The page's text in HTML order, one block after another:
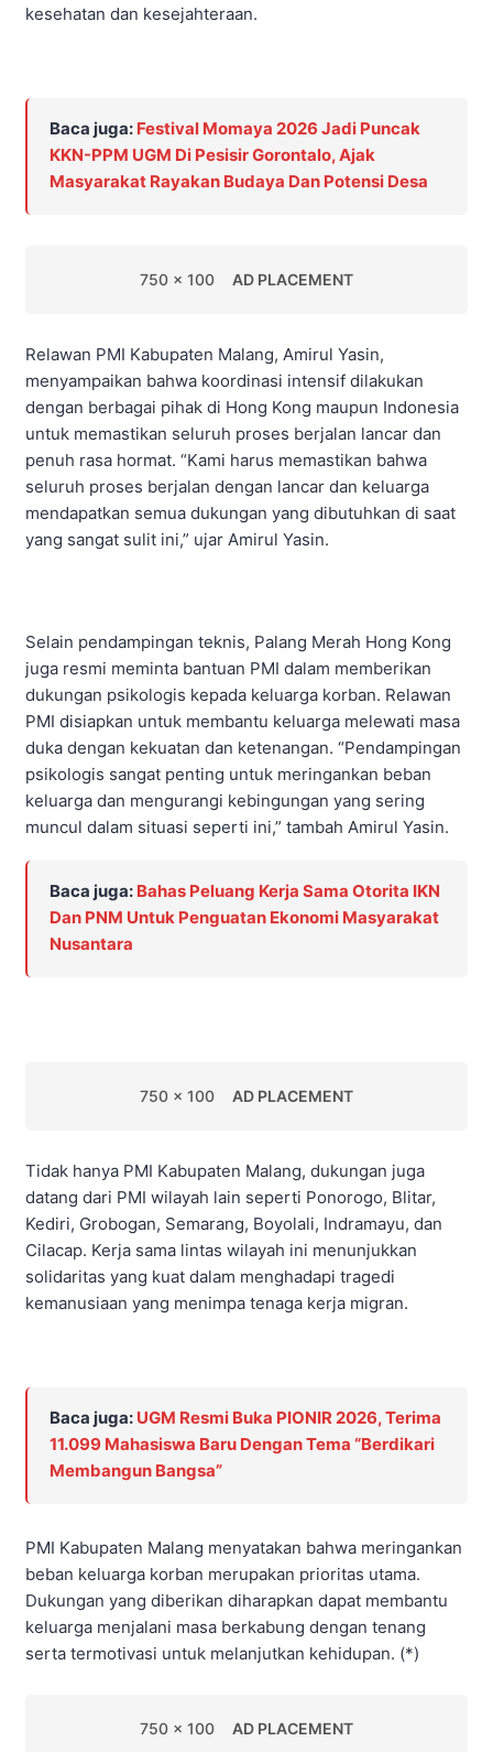
kesehatan dan kesejahteraan.
Baca juga: Festival Momaya 2026 Jadi Puncak
KKN-PPM UGM Di Pesisir Gorontalo, Ajak
Masyarakat Rayakan Budaya Dan Potensi Desa
750 x 100 AD PLACEMENT
Relawan PMI Kabupaten Malang, Amirul Yasin,
menyampaikan bahwa koordinasi intensif dilakukan
dengan berbagai pihak di Hong Kong maupun Indonesia
untuk memastikan seluruh proses berjalan lancar dan
penuh rasa hormat. “Kami harus memastikan bahwa
seluruh proses berjalan dengan lancar dan keluarga
mendapatkan semua dukungan yang dibutuhkan di saat
yang sangat sulit ini,” ujar Amirul Yasin.
Selain pendampingan teknis, Palang Merah Hong Kong
juga resmi meminta bantuan PMI dalam memberikan
dukungan psikologis kepada keluarga korban. Relawan
PMI disiapkan untuk membantu keluarga melewati masa
duka dengan kekuatan dan ketenangan. “Pendampingan
psikologis sangat penting untuk meringankan beban
keluarga dan mengurangi kebingungan yang sering
muncul dalam situasi seperti ini,” tambah Amirul Yasin.
Baca juga: Bahas Peluang Kerja Sama Otorita IKN
Dan PNM Untuk Penguatan Ekonomi Masyarakat
Nusantara
750 x 100 AD PLACEMENT
Tidak hanya PMI Kabupaten Malang, dukungan juga
datang dari PMI wilayah lain seperti Ponorogo, Blitar,
Kediri, Grobogan, Semarang, Boyolali, Indramayu, dan
Cilacap. Kerja sama lintas wilayah ini menunjukkan
solidaritas yang kuat dalam menghadapi tragedi
kemanusiaan yang menimpa tenaga kerja migran.
Baca juga: UGM Resmi Buka PIONIR 2026, Terima
11.099 Mahasiswa Baru Dengan Tema “Berdikari
Membangun Bangsa”
PMI Kabupaten Malang menyatakan bahwa meringankan
beban keluarga korban merupakan prioritas utama.
Dukungan yang diberikan diharapkan dapat membantu
keluarga menjalani masa berkabung dengan tenang
serta termotivasi untuk melanjutkan kehidupan. (*)
750 x 100 AD PLACEMENT